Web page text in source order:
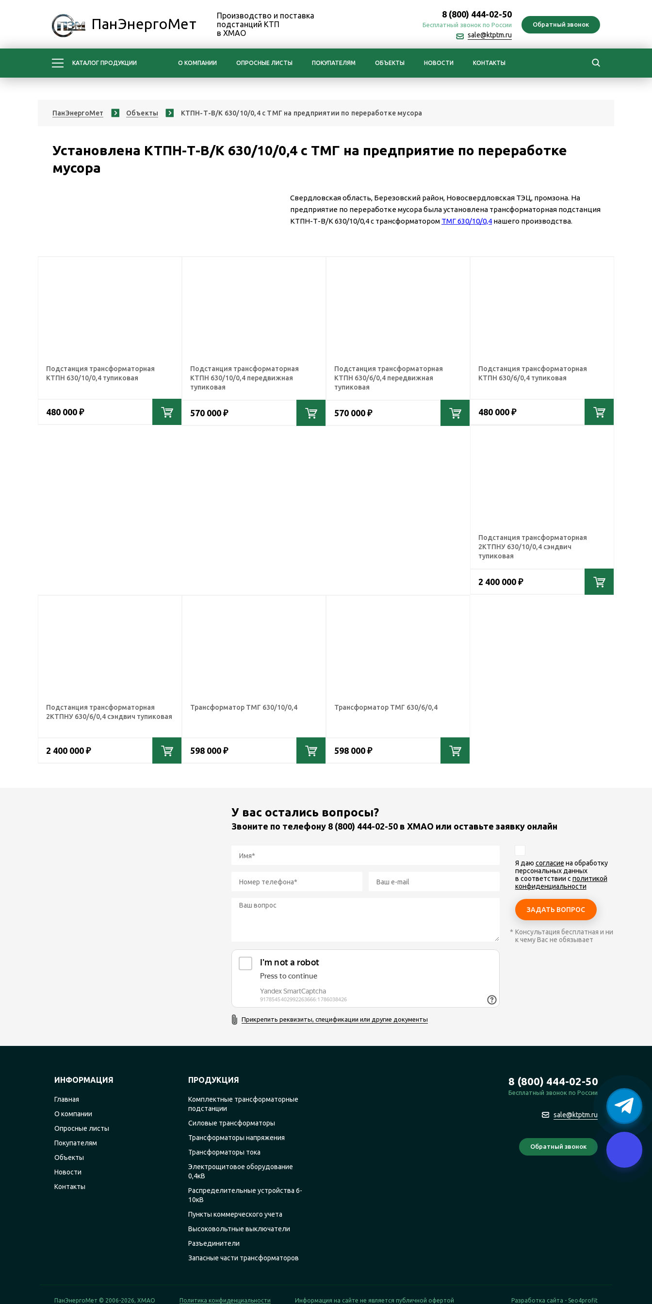
ПанЭнергоМет
Производство и поставка
подстанций КТП
в ХМАО
8 (800) 444-02-50
Бесплатный звонок по России
sale@ktptm.ru
КАТАЛОГ ПРОДУКЦИИ О КОМПАНИИ ОПРОСНЫЕ ЛИСТЫ ПОКУПАТЕЛЯМ ОБЪЕКТЫ НОВОСТИ КОНТАКТЫ
ПанЭнергоМет Объекты КТПН-Т-В/К 630/10/0,4 с ТМГ на предприятии по переработке мусора
Установлена КТПН-Т-В/К 630/10/0,4 с ТМГ на предприятие по переработке
мусора
Свердловская область, Березовский район, Новосвердловская ТЭЦ, промзона. На
предприятие по переработке мусора была установлена трансформаторная подстанция
КТПН-Т-В/К 630/10/0,4 с трансформатором ТМГ 630/10/0,4 нашего производства.
Подстанция трансформаторная
КТПН 630/10/0,4 тупиковая
480 000 ₽
Подстанция трансформаторная
КТПН 630/10/0,4 передвижная
тупиковая
570 000 ₽
Подстанция трансформаторная
КТПН 630/6/0,4 передвижная
тупиковая
570 000 ₽
Подстанция трансформаторная
КТПН 630/6/0,4 тупиковая
480 000 ₽
Подстанция трансформаторная
2КТПНУ 630/10/0,4 сэндвич
тупиковая
2 400 000 ₽
Подстанция трансформаторная
2КТПНУ 630/6/0,4 сэндвич тупиковая
2 400 000 ₽
Трансформатор ТМГ 630/10/0,4
598 000 ₽
Трансформатор ТМГ 630/6/0,4
598 000 ₽
У вас остались вопросы?
Звоните по телефону 8 (800) 444-02-50 в ХМАО или оставьте заявку онлайн
Прикрепить реквизиты, спецификации или другие документы
Я даю согласие на обработку
персональных данных
в соответствии с политикой
конфиденциальности
Консультация бесплатная и ни
к чему Вас не обязывает
8 (800) 444-02-50
Бесплатный звонок по России
sale@ktptm.ru
ИНФОРМАЦИЯ
Главная
О компании
Опросные листы
Покупателям
Объекты
Новости
Контакты
ПРОДУКЦИЯ
Комплектные трансформаторные
подстанции
Силовые трансформаторы
Трансформаторы напряжения
Трансформаторы тока
Электрощитовое оборудование
0,4кВ
Распределительные устройства 6-
10кВ
Пункты коммерческого учета
Высоковольтные выключатели
Разъединители
Запасные части трансформаторов
ПанЭнергоМет © 2006-2026, ХМАО Политика конфиденциальности Информация на сайте не является публичной офертой Разработка сайта - Seo4profit